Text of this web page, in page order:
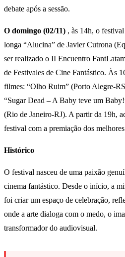
debate após a sessão.
O domingo (02/11) , às 14h, o
longa “Alucina” de Javier Cutrona
ser realizado o II Encuentro
de Festivales de Cine Fantástico. Às
filmes: “Olho Ruim” (Porto Alegre-
“Sugar Dead – A Baby teve um
(Rio de Janeiro-RJ). A partir da 19h,
festival com a premiação dos
Histórico
O festival nasceu de uma paixão
cinema fantástico. Desde o início, a
foi criar um espaço de celebração,
onde a arte dialoga com o medo, o
transformador do audiovisual.